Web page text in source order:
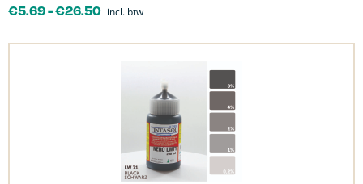
€5.69-€26.50 incl. btw